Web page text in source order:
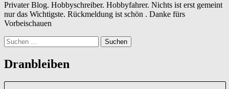
Privater Blog. Hobbyschreiber. Hobbyfahrer. Nichts ist erst gemeint
nur das Wichtigste. Rückmeldung ist schön . Danke fürs
Vorbeischauen
Suchen
nach:
Dranbleiben